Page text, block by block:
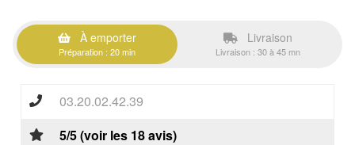
À emporter
Préparation : 20 min
Livraison
Livraison : 30 à 45 mn
03.20.02.42.39
5/5 (voir les 18 avis)